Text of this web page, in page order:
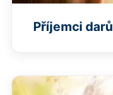
Příjemci darů